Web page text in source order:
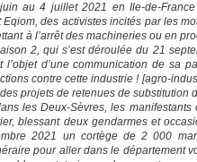
au 4 juillet 2021 en Ile-de-
des activistes incités par les
à l’arrêt des machineries ou en
2, qui s’est déroulée du 21
d’une communication de sa
contre cette industrie ! [agro-
projets de retenues de substitution
les Deux-Sèvres, les manifestants
blessant deux gendarmes et
2021 un cortège de 2 000
pour aller dans le département